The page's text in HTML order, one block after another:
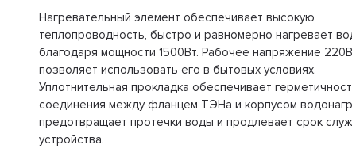
Нагревательный элемент обеспечивает высокую
теплопроводность, быстро и равномерно нагревает
благодаря мощности 1500Вт. Рабочее напряжение 220В
позволяет использовать его в бытовых условиях.
Уплотнительная прокладка обеспечивает
соединения между фланцем ТЭНа и корпусом
предотвращает протечки воды и продлевает срок
устройства.